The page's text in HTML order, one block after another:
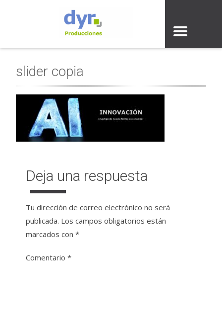
slider copia
Deja una respuesta
Tu dirección de correo electrónico no será
publicada. Los campos obligatorios están
marcados con*
Comentario*